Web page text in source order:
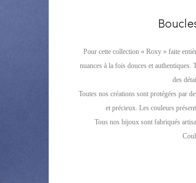
Pour cette collection « Roxy » faite
nuances à la fois douces et
des
Toutes nos créations sont protégées par
et précieux. Les couleurs
Tous nos bijoux sont fabriqués